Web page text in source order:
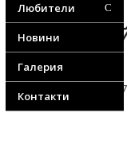
Любители C
Новини
Галерия
Контакти
14 October, 2017